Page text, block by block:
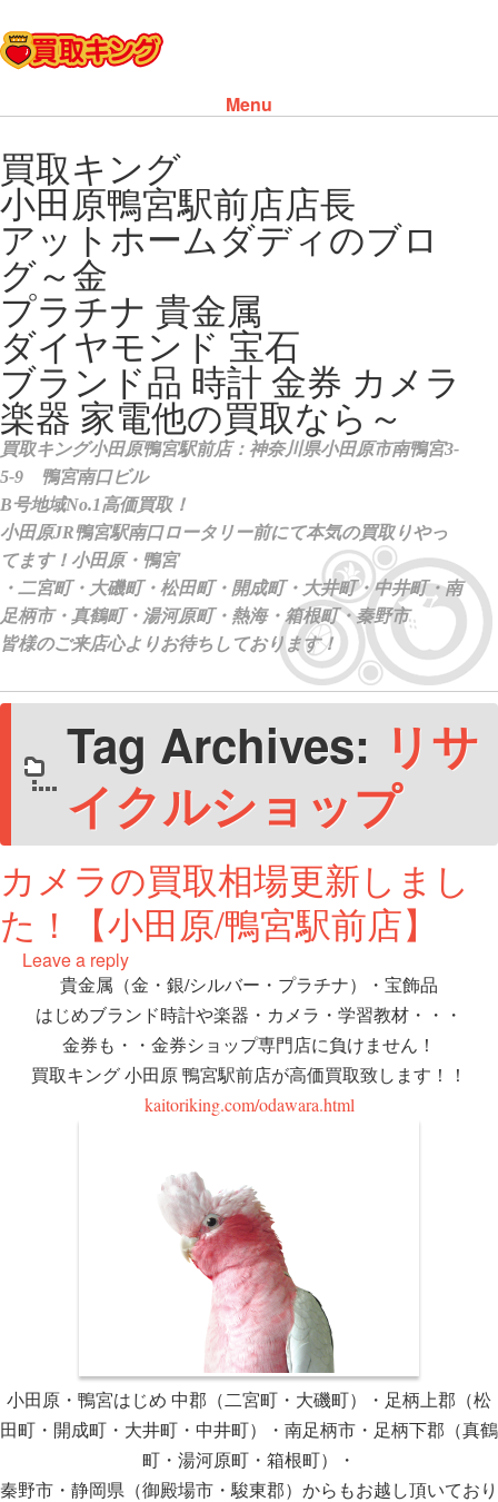
Menu
Tag Archives: リサ
イクルショップ
カメラの買取相場更新しまし
た！【小田原/鴨宮駅前店】
Leave a reply
貴金属（金・銀/シルバー・プラチナ）・宝飾品
はじめブランド時計や楽器・カメラ・学習教材・・・
金券も・・金券ショップ専門店に負けません！
買取キング 小田原 鴨宮駅前店が高価買取致します！！
kaitoriking.com/odawara.html
小田原・鴨宮はじめ 中郡（二宮町・大磯町）・足柄上郡（松
田町・開成町・大井町・中井町）・南足柄市・足柄下郡（真鶴
町・湯河原町・箱根町）・
秦野市・静岡県（御殿場市・駿東郡）からもお越し頂いており